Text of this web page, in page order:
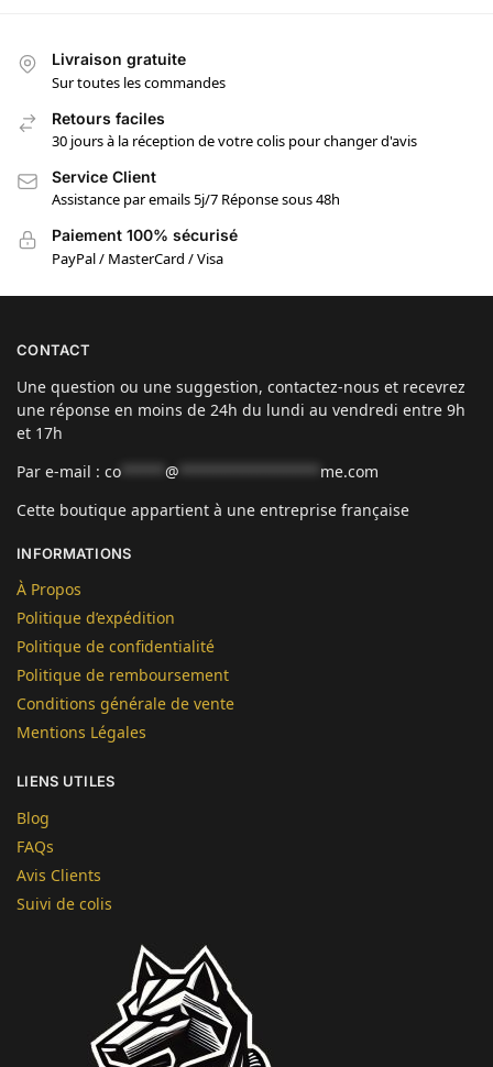
Livraison gratuite
Sur toutes les commandes
Retours faciles
30 jours à la réception de votre colis pour changer d'avis
Service Client
Assistance par emails 5j/7 Réponse sous 48h
Paiement 100% sécurisé
PayPal / MasterCard / Visa
CONTACT
Une question ou une suggestion, contactez-nous et recevrez
une réponse en moins de 24h du lundi au vendredi entre 9h
et 17h
Par e-mail : co @
me.com
Cette boutique appartient à une entreprise française
INFORMATIONS
À Propos
Politique d’expédition
Politique de confidentialité
Politique de remboursement
Conditions générale de vente
Mentions Légales
LIENS UTILES
Blog
FAQs
Avis Clients
Suivi de colis